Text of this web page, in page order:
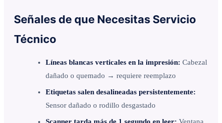
Señales de que Necesitas Servicio
Técnico
Líneas blancas verticales en la impresión: Cabezal
dañado o quemado → requiere reemplazo
Etiquetas salen desalineadas persistentemente:
Sensor dañado o rodillo desgastado